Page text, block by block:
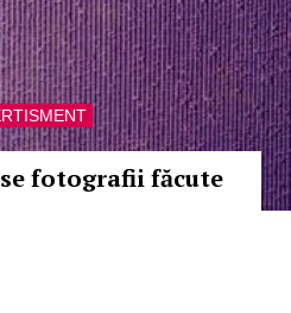
fotografii făcute